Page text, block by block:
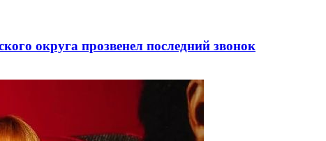
округа прозвенел последний звонок